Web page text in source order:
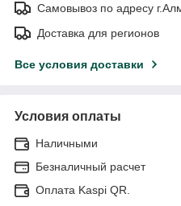
Самовывоз по адресу
Доставка для регионов
Все условия доставки
Условия оплаты
Наличными
Безналичный расчет
Оплата Kaspi QR.